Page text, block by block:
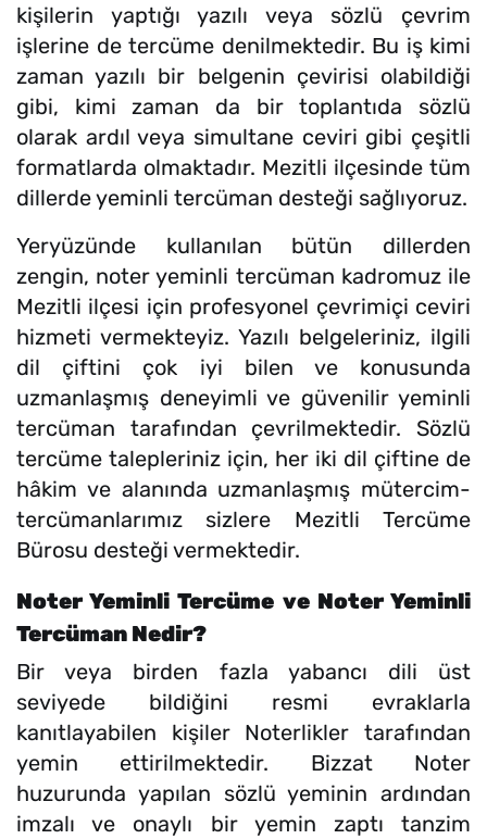
kişilerin yaptığı yazılı veya sözlü çevrim
işlerine de tercüme denilmektedir. Bu iş kimi
zaman yazılı bir belgenin çevirisi olabildiği
gibi, kimi zaman da bir toplantıda sözlü
olarak ardıl veya simultane ceviri gibi çeşitli
formatlarda olmaktadır. Mezitli ilçesinde tüm
dillerde yeminli tercüman desteği sağlıyoruz.
Yeryüzünde kullanılan bütün dillerden
zengin, noter yeminli tercüman kadromuz ile
Mezitli ilçesi için profesyonel çevrimiçi ceviri
hizmeti vermekteyiz. Yazılı belgeleriniz, ilgili
dil çiftini çok iyi bilen ve konusunda
uzmanlaşmış deneyimli ve güvenilir yeminli
tercüman tarafından çevrilmektedir. Sözlü
tercüme talepleriniz için, her iki dil çiftine de
hâkim ve alanında uzmanlaşmış mütercim-
tercümanlarımız sizlere Mezitli Tercüme
Bürosu desteği vermektedir.
Noter Yeminli Tercüme ve Noter Yeminli
Tercüman Nedir?
Bir veya birden fazla yabancı dili üst
seviyede bildiğini resmi evraklarla
kanıtlayabilen kişiler Noterlikler tarafından
yemin ettirilmektedir. Bizzat Noter
huzurunda yapılan sözlü yeminin ardından
imzalı ve onaylı bir yemin zaptı tanzim